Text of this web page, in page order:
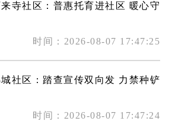
寺社区：普惠托育进社区 暖心守
时间：2026-08-07 17:47:25
社区：踏查宣传双向发 力禁种铲
时间：2026-08-07 17:47:24